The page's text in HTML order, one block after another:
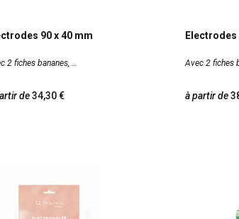
90 x 40 mm
2 fiches bananes,
de34,30
Electrodes
Avec 2 fiches
à partir de